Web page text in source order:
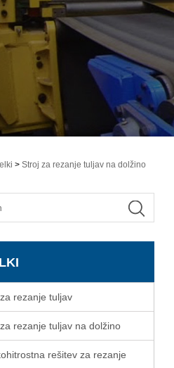
>Stroj za rezanje tuljav na dolžino
rezanje tuljav
rezanje tuljav na dolžino
rešitev za rezanje